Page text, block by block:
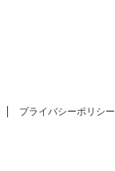
プライバシーポリシー